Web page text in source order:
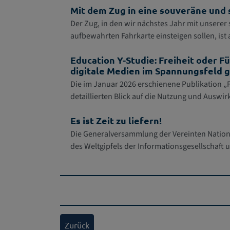
Mit dem Zug in eine souveräne
Der Zug, in den wir nächstes Jahr mit
aufbewahrten Fahrkarte einsteigen sollen,
Education Y-Studie: Freiheit oder
digitale Medien im
Die im Januar 2026 erschienene Publikation
detaillierten Blick auf die Nutzung und
Es ist Zeit zu liefern!
Die Generalversammlung der Vereinten
des Weltgipfels der Informationsgesellschaft
Zurück